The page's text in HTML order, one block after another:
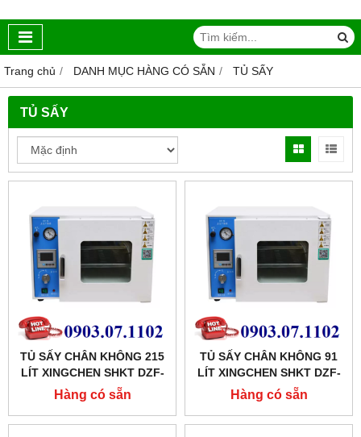
Trang chủ DANH MỤC HÀNG CÓ SẴN TỦ SẤY
TỦ SẤY
TỦ SẤY CHÂN KHÔNG 215
LÍT XINGCHEN SHKT DZF-
6210AB
Hàng có sẵn
TỦ SẤY CHÂN KHÔNG 91
LÍT XINGCHEN SHKT DZF-
6090AB
Hàng có sẵn